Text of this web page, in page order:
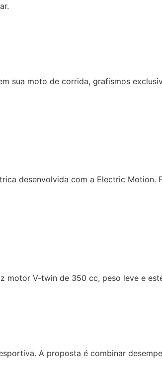
sua moto de corrida, grafismos
desenvolvida com a Electric Motion.
V-twin de 350 cc, peso leve e
A proposta é combinar